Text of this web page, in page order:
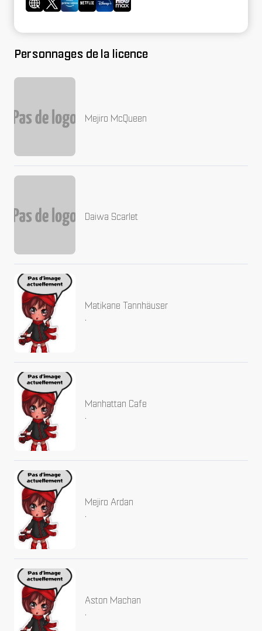
Personnages de la licence
Mejiro McQueen
Daiwa Scarlet
Matikane Tannhäuser
.
Manhattan Cafe
.
Mejiro Ardan
.
Aston Machan
.